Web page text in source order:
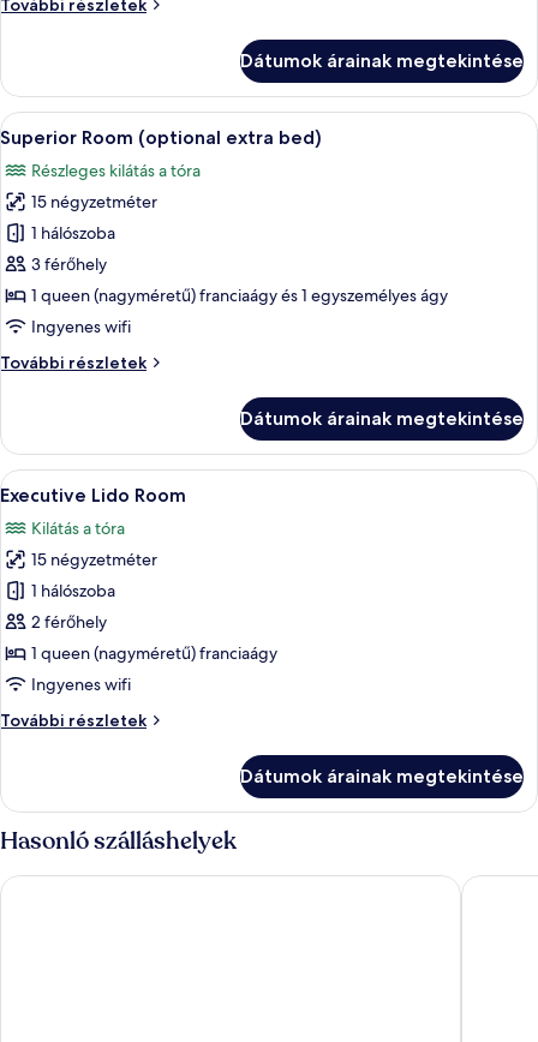
További részletek
Dátumok árainak megtekintése
A
következő
szoba
összes
képének
megtekintése:
Superior
Room
(optional
extra
Egy szállodai szoba, amelyben
5
Superior Room (optional extra bed)
Részleges kilátás a tóra
15 négyzetméter
1 hálószoba
3 férőhely
1 queen (nagyméretű) franciaágy és 1 egyszemélyes ágy
Ingyenes wifi
További részletek
Superior
bed)
további
részletei
Dátumok árainak megtekintése
A
következő
szoba
összes
képének
megtekintése:
Executive
Lido
Room
Egy szállodai szoba, amelyben
5
Executive Lido Room
Kilátás a tóra
15 négyzetméter
1 hálószoba
2 férőhely
1 queen (nagyméretű) franciaágy
Ingyenes wifi
További részletek
Executive
részletei
Dátumok árainak megtekintése
Hasonló szálláshelyek
Danubius Hotel Annabella Hotel